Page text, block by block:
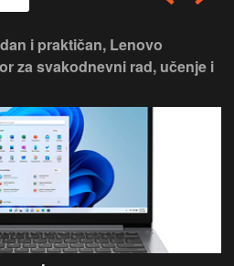
i praktičan, Lenovo
za svakodnevni rad, učenje i